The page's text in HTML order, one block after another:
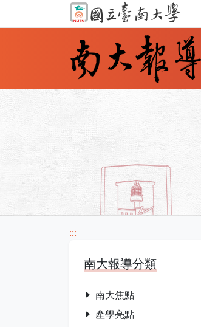
:::
南大報導分類
南大焦點
產學亮點